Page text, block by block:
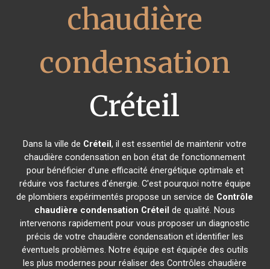
chaudière
condensation
Créteil
Dans la ville de Créteil, il est essentiel de maintenir votre
chaudière condensation en bon état de fonctionnement
pour bénéficier d'une efficacité énergétique optimale et
réduire vos factures d'énergie. C'est pourquoi notre équipe
de plombiers expérimentés propose un service de Contrôle
chaudière condensation Créteil de qualité. Nous
intervenons rapidement pour vous proposer un diagnostic
précis de votre chaudière condensation et identifier les
éventuels problèmes. Notre équipe est équipée des outils
les plus modernes pour réaliser des Contrôles chaudière